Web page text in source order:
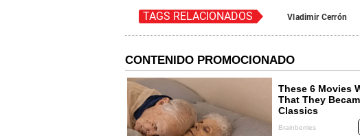
TAGS RELACIONADOS Vladimir Cerrón